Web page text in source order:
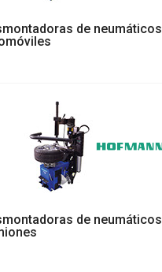
de neumáticos
de neumáticos